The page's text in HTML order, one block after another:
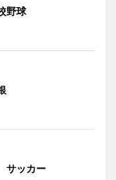
野球
サッカー